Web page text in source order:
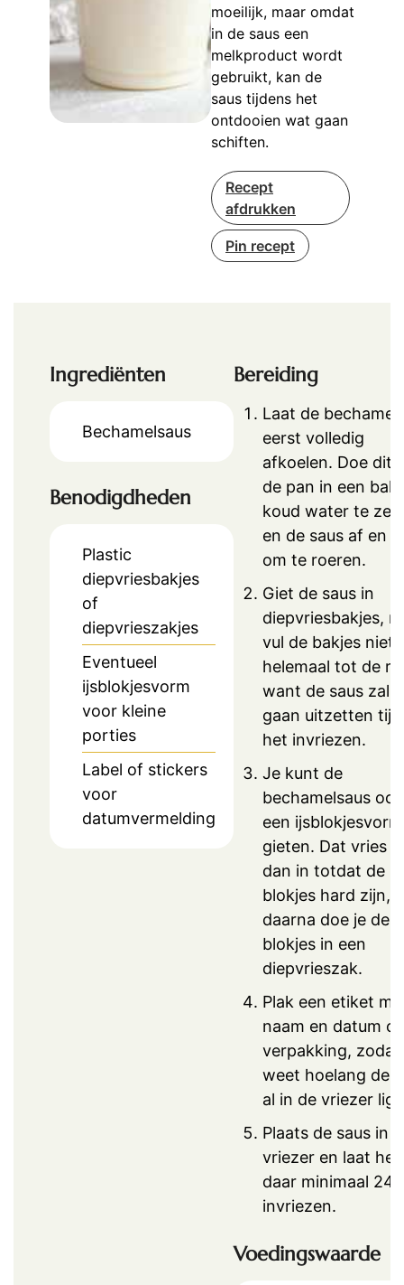
moeilijk, maar omdat
in de saus een
melkproduct wordt
gebruikt, kan de
saus tijdens het
ontdooien wat gaan
schiften.
Recept
afdrukken
Pin recept
Ingrediënten
Bechamelsaus
Benodigdheden
Plastic
diepvriesbakjes
of
diepvrieszakjes
Eventueel
ijsblokjesvorm
voor kleine
porties
Label of stickers
voor
datumvermelding
Bereiding
Laat de
eerst volledig
afkoelen. Doe dit
de pan in een bak
koud water te
en de saus af en
om te roeren.
Giet de saus in
diepvriesbakjes,
vul de bakjes niet
helemaal tot de
want de saus zal
gaan uitzetten
het invriezen.
Je kunt de
bechamelsaus
een ijsblokjesvorm
gieten. Dat vries je
dan in totdat de
blokjes hard zijn,
daarna doe je de
blokjes in een
diepvrieszak.
Plak een etiket
naam en datum
verpakking, zodat
weet hoelang de
al in de vriezer
Plaats de saus in
vriezer en laat het
daar minimaal 24
invriezen.
Voedingswaarde